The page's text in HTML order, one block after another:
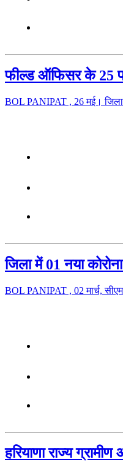
फील्ड ऑफिसर के 25
BOL PANIPAT , 26 मई। जिला
जिला में 01 नया
BOL PANIPAT , 02 मार्च,
हरियाणा राज्य